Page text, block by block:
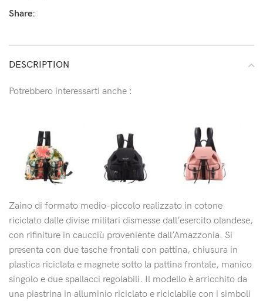
Share:
DESCRIPTION
Potrebbero interessarti anche :
Zaino di formato medio-piccolo realizzato in cotone
riciclato dalle divise militari dismesse dall’esercito olandese,
con rifiniture in caucciù proveniente dall’Amazzonia. Si
presenta con due tasche frontali con pattina, chiusura in
plastica riciclata e magnete sotto la pattina frontale, manico
singolo e due spallacci regolabili. Il modello è arricchito da
una piastrina in alluminio riciclato e riciclabile con i simboli